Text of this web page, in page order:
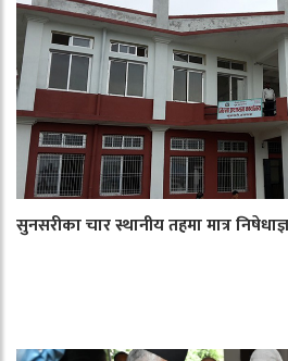
सुनसरीका चार स्थानीय तहमा मात्र